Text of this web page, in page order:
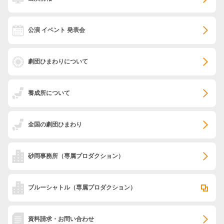
公演 イベント 発表会
劇団ひまわりについて
養成所について
全国の劇団ひまわり
砂岡事務所 （専属プロダクション）
ブルーシャトル（専属プロダクション）
資料請求・お問い合わせ